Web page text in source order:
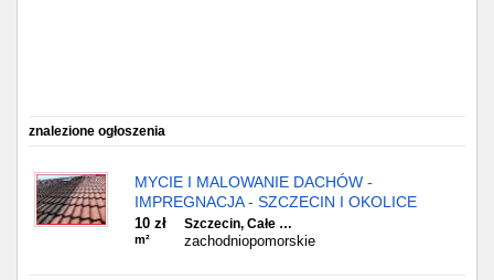
znalezione ogłoszenia
MYCIE I MALOWANIE DACHÓW -
IMPREGNACJA - SZCZECIN I OKOLICE
10 zł
m²
Szczecin, Całe …
zachodniopomorskie
Częstochowa
Toruń